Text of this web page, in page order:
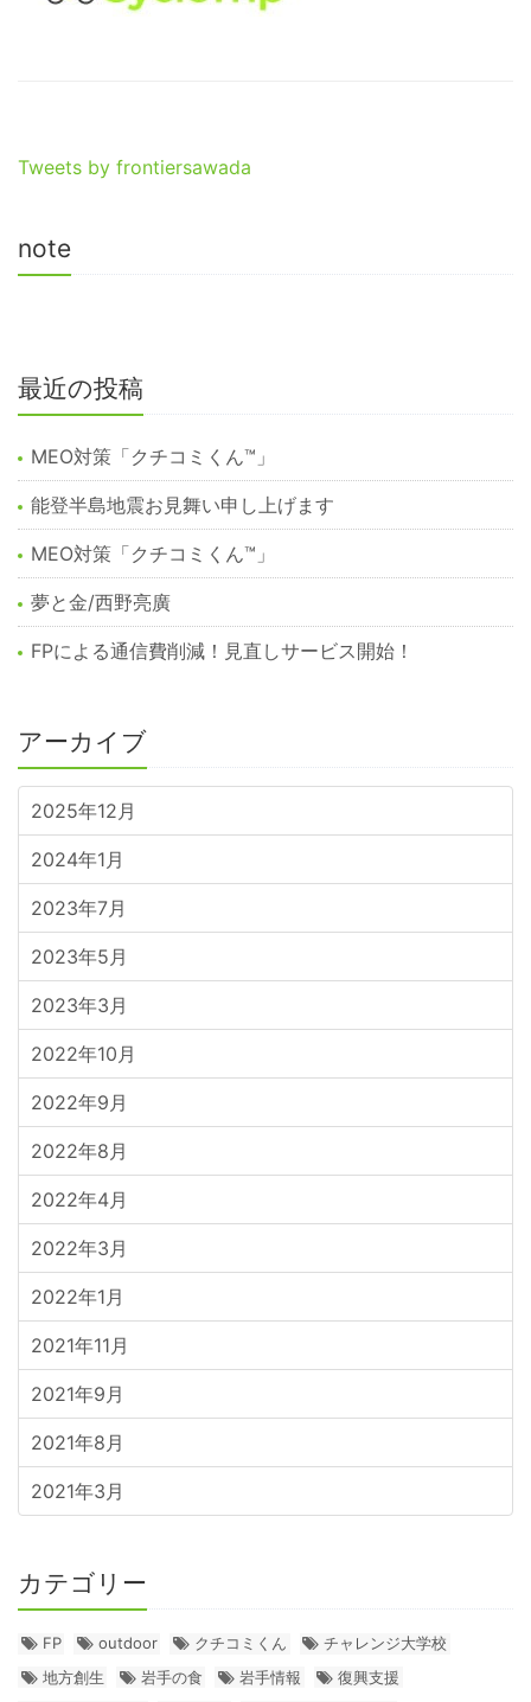
Tweets by frontiersawada
note
最近の投稿
MEO対策「クチコミくん™︎」
能登半島地震お見舞い申し上げます
MEO対策「クチコミくん™️」
夢と金/西野亮廣
FPによる通信費削減！見直しサービス開始！
アーカイブ
2025年12月
2024年1月
2023年7月
2023年5月
2023年3月
2022年10月
2022年9月
2022年8月
2022年4月
2022年3月
2022年1月
2021年11月
2021年9月
2021年8月
2021年3月
カテゴリー
FP outdoor クチコミくん
チャレンジ大学校
地方創生
岩手の食 岩手情報
復興支援